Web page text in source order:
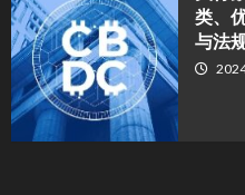
类、
与法